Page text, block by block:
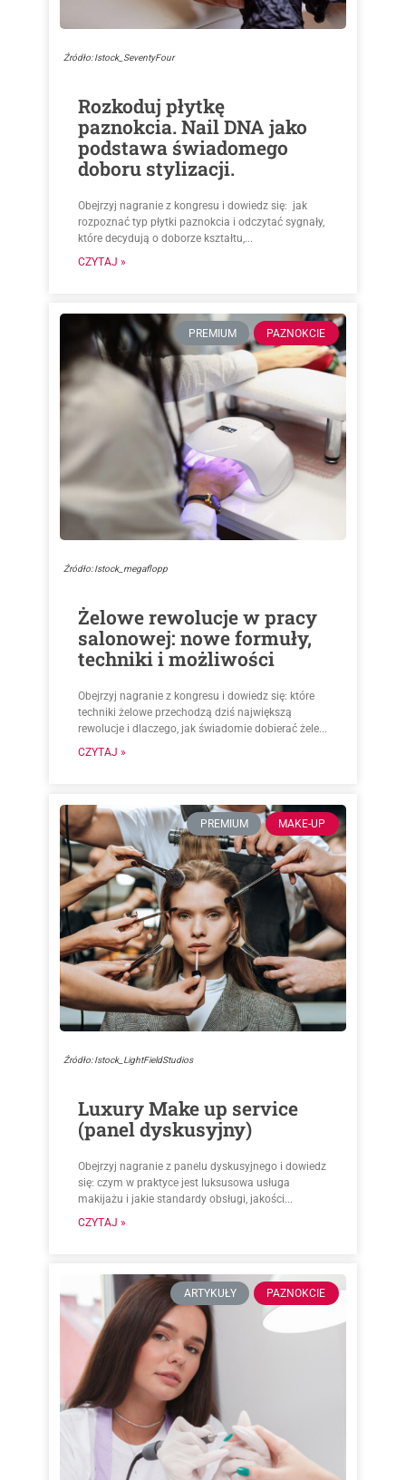
Źródło: Istock_SeventyFour
Rozkoduj płytkę
paznokcia. Nail DNA jako
podstawa świadomego
doboru stylizacji.
Obejrzyj nagranie z kongresu i dowiedz się: jak
rozpoznać typ płytki paznokcia i odczytać sygnały,
które decydują o doborze kształtu,...
CZYTAJ »
PREMIUM PAZNOKCIE
Źródło: Istock_megaflopp
Żelowe rewolucje w pracy
salonowej: nowe formuły,
techniki i możliwości
Obejrzyj nagranie z kongresu i dowiedz się: które
techniki żelowe przechodzą dziś największą
rewolucje i dlaczego, jak świadomie dobierać żele...
CZYTAJ »
PREMIUM MAKE-UP
Źródło: Istock_LightFieldStudios
Luxury Make up service
(panel dyskusyjny)
Obejrzyj nagranie z panelu dyskusyjnego i dowiedz
się: czym w praktyce jest luksusowa usługa
makijażu i jakie standardy obsługi, jakości...
CZYTAJ »
ARTYKUŁY PAZNOKCIE